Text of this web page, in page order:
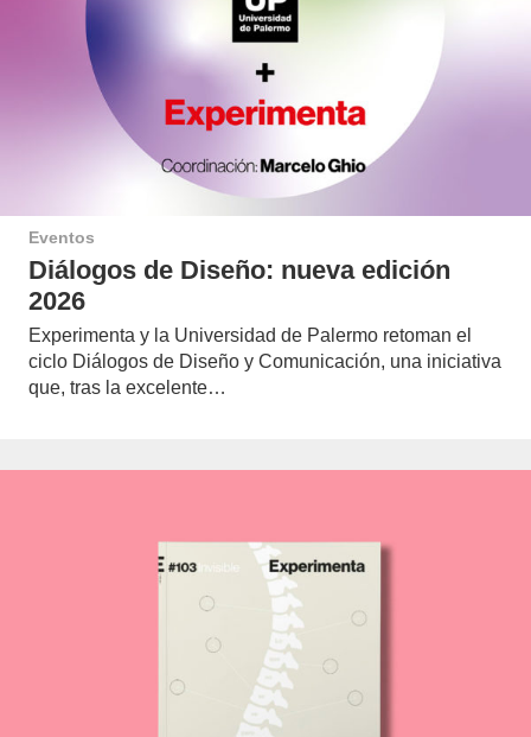
Eventos
Diálogos de Diseño: nueva edición
2026
Experimenta y la Universidad de Palermo retoman el
ciclo Diálogos de Diseño y Comunicación, una iniciativa
que, tras la excelente…